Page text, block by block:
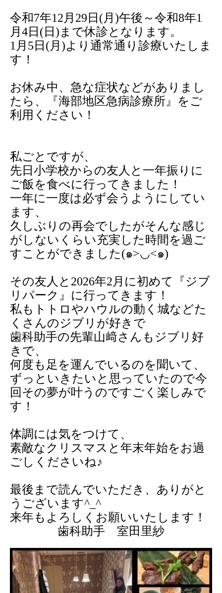
令和7年12 月 29 日 (月 )午後～令和8年1
月 4日 (日 ) まで休診となります。
1 月 5 日 (月 )より通常通り診療いたしま
す！
お休み中、急な症状などがありまし
たら、『海部地区急病診療所』をご
利用ください！
私ごとですが、
先日小学校からの友人と一年振りに
ご飯を食べに行ってきました！
一年に一度は必ず会うようにしてい
ます、
久しぶりの再会でしたがそんな感じ
がしないくらい充実した時間を過ご
すことができました(๑>◡<๑)
その友人と 2026年2 月に初めて『ジブ
リパーク』に行ってきます！
私もトトロやハウルの動く城などた
くさんのジブリが好きで
歯科助手の先輩山﨑さんもジブリ好
きで、
何度も足を運んでいるのを聞いて、
ずっといきたいと思っていたので今
回その夢が叶うのですごく楽しみで
す！
体調には気をつけて、
素敵なクリスマスと年末年始をお過
ごしくださいね♪
最後まで読んでいただき、ありがと
うございます^_^
来年もよろしくお願いいたします！
歯科助手 室田里紗